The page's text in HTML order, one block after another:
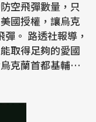
空飛彈數量，只
國授權，讓烏克
導，
取得足夠的愛國
克蘭首都基輔和